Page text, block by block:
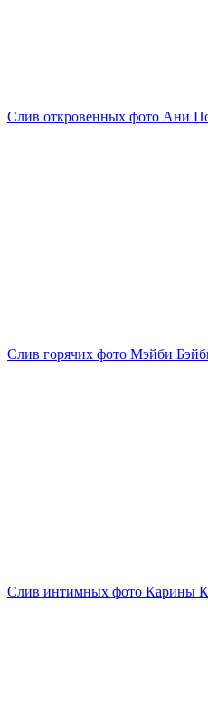
Слив откровенных фото Ани
Слив горячих фото Мэйби
Слив интимных фото Карины